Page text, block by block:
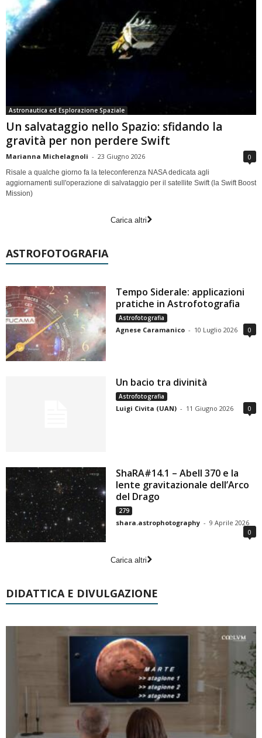
Astronautica ed Esplorazione Spaziale
Un salvataggio nello Spazio: sfidando la
gravità per non perdere Swift
Marianna Michelagnoli - 23 Giugno 2026 0
Risale a qualche giorno fa la teleconferenza NASA dedicata agli
aggiornamenti sull'operazione di salvataggio per il satellite Swift (la Swift Boost
Mission)
Carica altri
ASTROFOTOGRAFIA
Tempo Siderale: applicazioni
pratiche in Astrofotografia
Astrofotografia
Agnese Caramanico - 10 Luglio 2026 0
Un bacio tra divinità
Astrofotografia
Luigi Civita (UAN) - 11 Giugno 2026 0
ShaRA#14.1 – Abell 370 e la
lente gravitazionale dell’Arco
del Drago
279
shara.astrophotography - 9 Aprile 2026
0
Carica altri
DIDATTICA E DIVULGAZIONE